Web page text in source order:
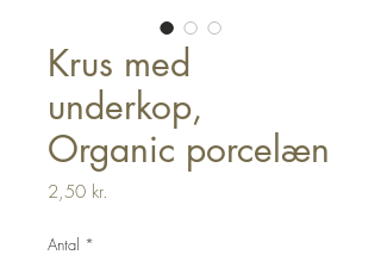
Krus med
underkop,
Organic porcelæn
2,50 kr.
Antal *